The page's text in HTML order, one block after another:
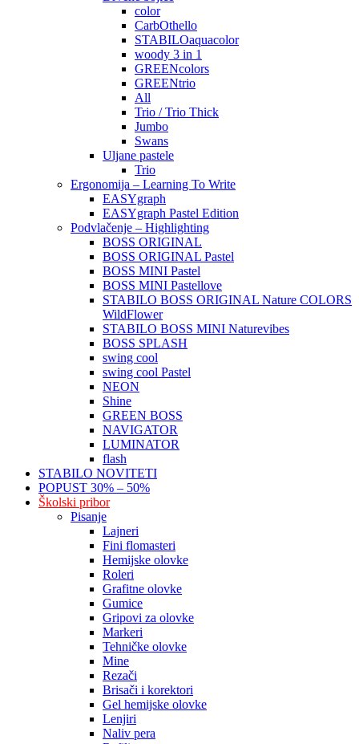
color
CarbOthello
STABILOaquacolor
woody 3 in 1
GREENcolors
GREENtrio
All
Trio / Trio Thick
Jumbo
Swans
Uljane pastele
Trio
Ergonomija – Learning To Write
EASYgraph
EASYgraph Pastel Edition
Podvlačenje – Highlighting
BOSS ORIGINAL
BOSS ORIGINAL Pastel
BOSS MINI Pastel
BOSS MINI Pastellove
STABILO BOSS ORIGINAL Nature COLORS
WildFlower
STABILO BOSS MINI Naturevibes
BOSS SPLASH
swing cool
swing cool Pastel
NEON
Shine
GREEN BOSS
NAVIGATOR
LUMINATOR
flash
STABILO NOVITETI
POPUST 30% – 50%
Školski pribor
Pisanje
Lajneri
Fini flomasteri
Hemijske olovke
Roleri
Grafitne olovke
Gumice
Gripovi za olovke
Markeri
Tehničke olovke
Mine
Rezači
Brisači i korektori
Gel hemijske olovke
Lenjiri
Naliv pera